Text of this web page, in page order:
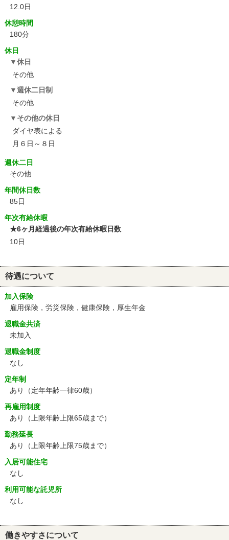
12.0日
休憩時間
180分
休日
休日
その他
週休二日制
その他
その他の休日
ダイヤ表による
月６日～８日
週休二日
その他
年間休日数
85日
年次有給休暇
★6ヶ月経過後の年次有給休暇日数
10日
待遇について
加入保険
雇用保険，労災保険，健康保険，厚生年金
退職金共済
未加入
退職金制度
なし
定年制
あり
（定年年齢一律60歳）
再雇用制度
あり
（上限年齢上限65歳まで）
勤務延長
あり（上限年齢上限75歳まで）
入居可能住宅
なし
利用可能な託児所
なし
働きやすさについて